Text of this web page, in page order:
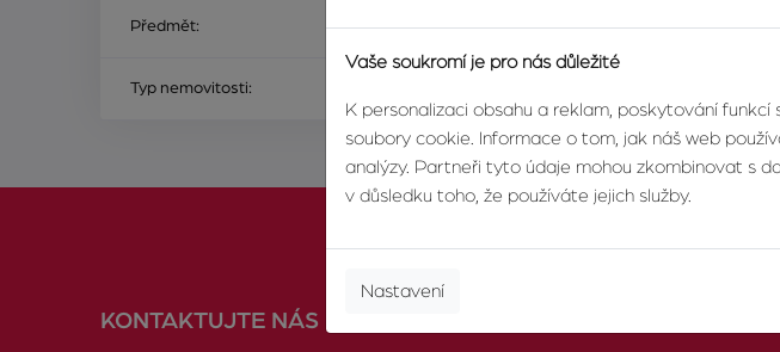
Předmět: ke koupi
Typ nemovitosti:
KONTAKTUJTE NÁS
Vaše soukromí je pro nás důležité
K personalizaci obsahu a reklam, poskytování
soubory cookie. Informace o tom, jak náš web
analýzy. Partneři tyto údaje mohou zkombinovat s
v důsledku toho, že používáte jejich služby.
Nastavení